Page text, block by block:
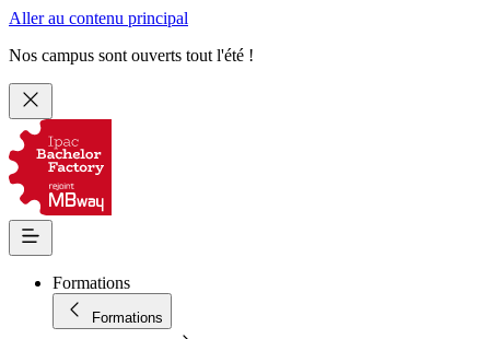
Aller au contenu principal
Nos campus sont ouverts tout l'été !
Formations
Formations